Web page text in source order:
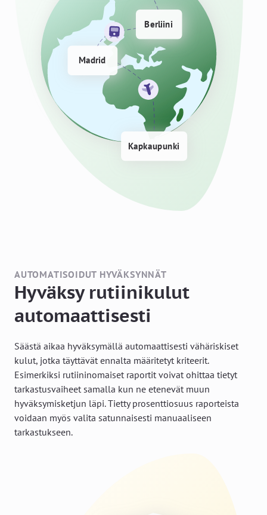
AUTOMATISOIDUT HYVÄKSYNNÄT
Hyväksy rutiinikulut
automaattisesti
Säästä aikaa hyväksymällä automaattisesti vähäriskiset
kulut, jotka täyttävät ennalta määritetyt kriteerit.
Esimerkiksi rutiininomaiset raportit voivat ohittaa tietyt
tarkastusvaiheet samalla kun ne etenevät muun
hyväksymisketjun läpi. Tietty prosenttiosuus raporteista
voidaan myös valita satunnaisesti manuaaliseen
tarkastukseen.